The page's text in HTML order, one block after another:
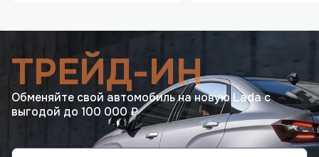
ТРЕЙД-ИН
Обменяйте свой автомобиль на новую Lada с
выгодой до 100 000 ₽